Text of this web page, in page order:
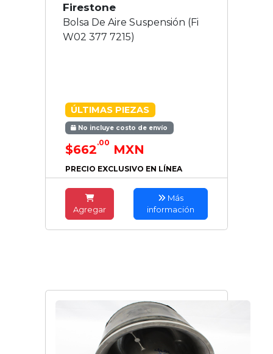
Firestone
Bolsa De Aire Suspensión (Fi
W02 377 7215)
ÚLTIMAS PIEZAS
No incluye costo de envío
$662.00 MXN
PRECIO EXCLUSIVO EN LÍNEA
Agregar
Más
información